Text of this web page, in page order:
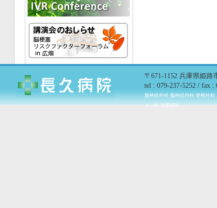
〒671-1152 兵庫県姫路
tel : 079-237-5252 / fax :
脳神経外科 脳神経内科 脊椎外
ョン科 放射線科